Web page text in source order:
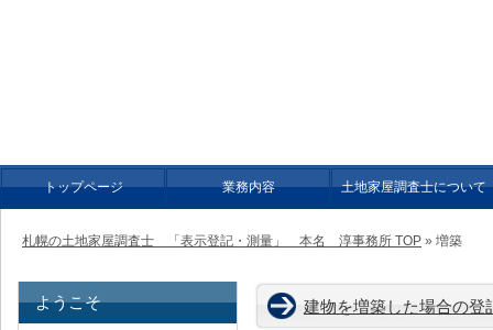
建物を増築した場合の登
ようこそ
札幌の土地家屋調査士 「表示登記・測量」 本名 淳事務所 TOP » 増築
トップページ 業務内容 土地家屋調査士について